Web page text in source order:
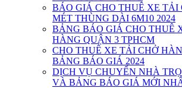
BÁO GIÁ CHO THUÊ XE TẢI
MÉT THÙNG DÀI 6M10 2024
BẢNG BÁO GIÁ CHO THUÊ
HÀNG QUẬN 3 TPHCM
CHO THUÊ XE TẢI CHỞ
BẢNG BÁO GIÁ 2024
DỊCH VỤ CHUYỂN NHÀ
VÀ BẢNG BÁO GIÁ MỚI